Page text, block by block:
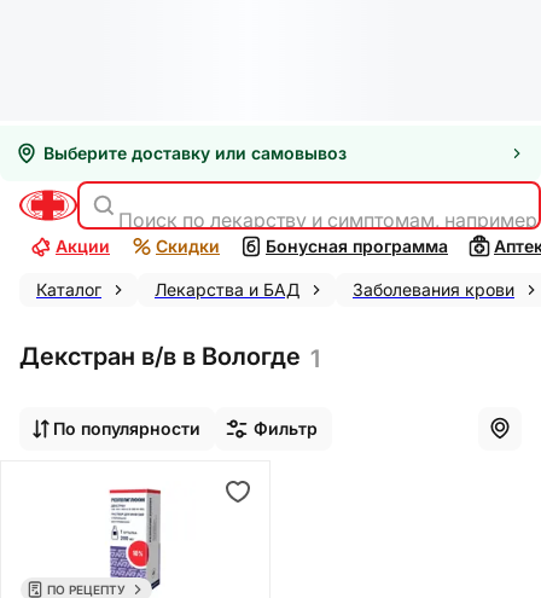
Выберите доставку или самовывоз
Поиск по лекарству и симптомам,
Акции Скидки Бонусная программа
Каталог Лекарства и БАД Заболевания крови
Декстран в/в в Вологде 1
По популярности Фильтр
ПО РЕЦЕПТУ